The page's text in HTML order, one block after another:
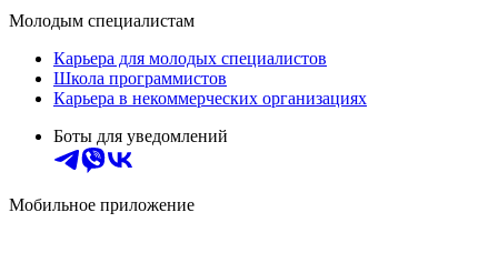
Молодым специалистам
Карьера для молодых специалистов
Школа программистов
Карьера в некоммерческих организациях
Боты для уведомлений
Мобильное приложение